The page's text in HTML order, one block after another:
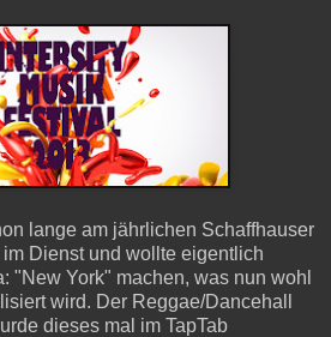
lange am jährlichen Schaffhauser
im Dienst und wollte eigentlich
"New York" machen, was nun wohl
wird. Der Reggae/Dancehall
dieses mal im TapTab